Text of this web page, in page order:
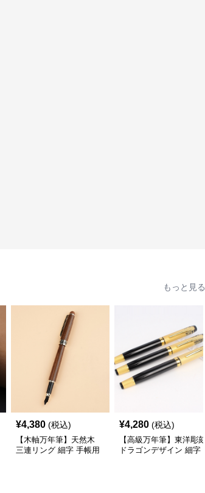
もっと見る
¥4,380 (税込)
【木軸万年筆】天然木
三連リング 細字 手帳用
¥4,280 (税込)
【高級万年筆】東洋彫刻
ドラゴンデザイン 細字